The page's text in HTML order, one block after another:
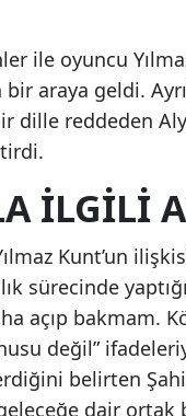
ile oyuncu
araya geldi.
dille reddeden
İLGILI
Kunt’un
sürecinde
açıp bakmam.
değil”
belirten
geleceğe dair